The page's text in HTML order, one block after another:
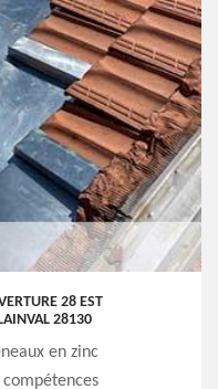
28 EST
28130
en zinc